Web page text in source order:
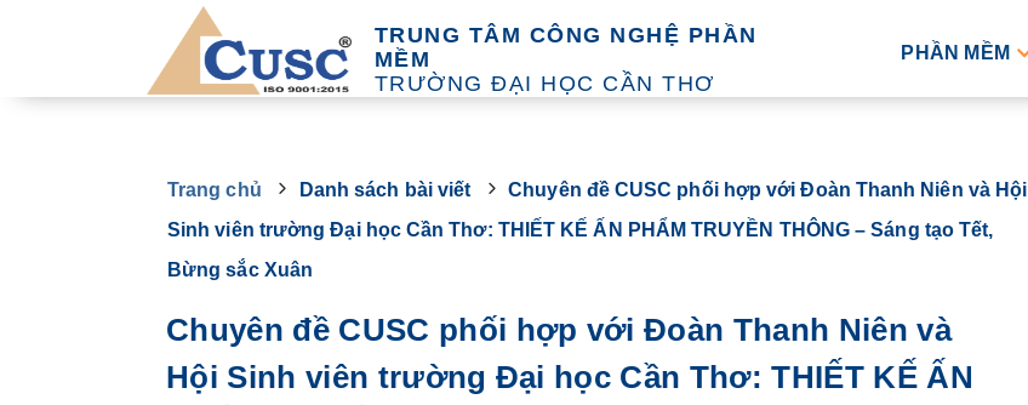
TRUNG TÂM CÔNG NGHỆ PHẦN
MỀM
TRƯỜNG ĐẠI HỌC CẦN THƠ
PHẦN MỀM
Trang chủ Danh sách bài viết
Chuyên đề CUSC phối hợp với Đoàn Thanh Niên và Hội
Sinh viên trường Đại học Cần Thơ: THIẾT KẾ ẤN PHẨM TRUYỀN THÔNG – Sáng tạo Tết,
Bừng sắc Xuân
Chuyên đề CUSC phối hợp với Đoàn Thanh Niên và
Hội Sinh viên trường Đại học Cần Thơ: THIẾT KẾ ẤN